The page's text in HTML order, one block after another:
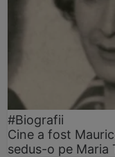
#Biografii
Cine a fost
sedus-o pe Maria